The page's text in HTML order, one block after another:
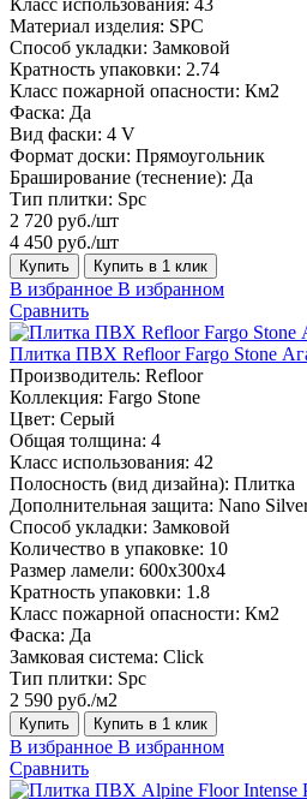
Материал изделия: SPC
Способ укладки: Замковой
Кратность упаковки: 2.74
Класс пожарной опасности: Км2
Фаска: Да
Вид фаски: 4 V
Формат доски: Прямоугольник
Браширование (теснение): Да
Тип плитки: Spc
2 720 руб./шт
4 450 руб./шт
Купить Купить в 1 клик
В избранное В избранном
Сравнить
Плитка ПВХ Refloor Fargo Stone
Производитель: Refloor
Коллекция: Fargo Stone
Цвет: Серый
Общая толщина: 4
Класс использования: 42
Полосность (вид дизайна): Плитка
Дополнительная защита: Nano
Способ укладки: Замковой
Количество в упаковке: 10
Размер ламели: 600х300х4
Кратность упаковки: 1.8
Класс пожарной опасности: Км2
Фаска: Да
Замковая система: Click
Тип плитки: Spc
2 590 руб./м2
Купить Купить в 1 клик
В избранное В избранном
Сравнить